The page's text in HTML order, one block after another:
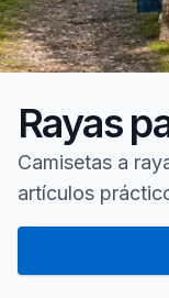
Rayas
Camisetas a
artículos